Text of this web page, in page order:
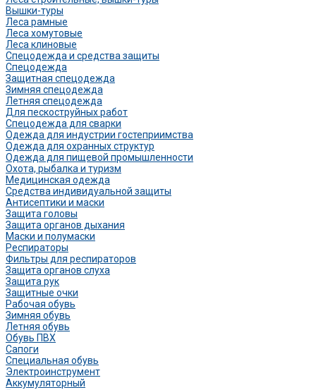
Вышки-туры
Леса рамные
Леса хомутовые
Леса клиновые
Спецодежда и средства защиты
Спецодежда
Защитная спецодежда
Зимняя спецодежда
Летняя спецодежда
Для пескоструйных работ
Спецодежда для сварки
Одежда для индустрии гостеприимства
Одежда для охранных структур
Одежда для пищевой промышленности
Охота, рыбалка и туризм
Медицинская одежда
Средства индивидуальной защиты
Антисептики и маски
Защита головы
Защита органов дыхания
Маски и полумаски
Респираторы
Фильтры для респираторов
Защита органов слуха
Защита рук
Защитные очки
Рабочая обувь
Зимняя обувь
Летняя обувь
Обувь ПВХ
Сапоги
Специальная обувь
Электроинструмент
Аккумуляторный